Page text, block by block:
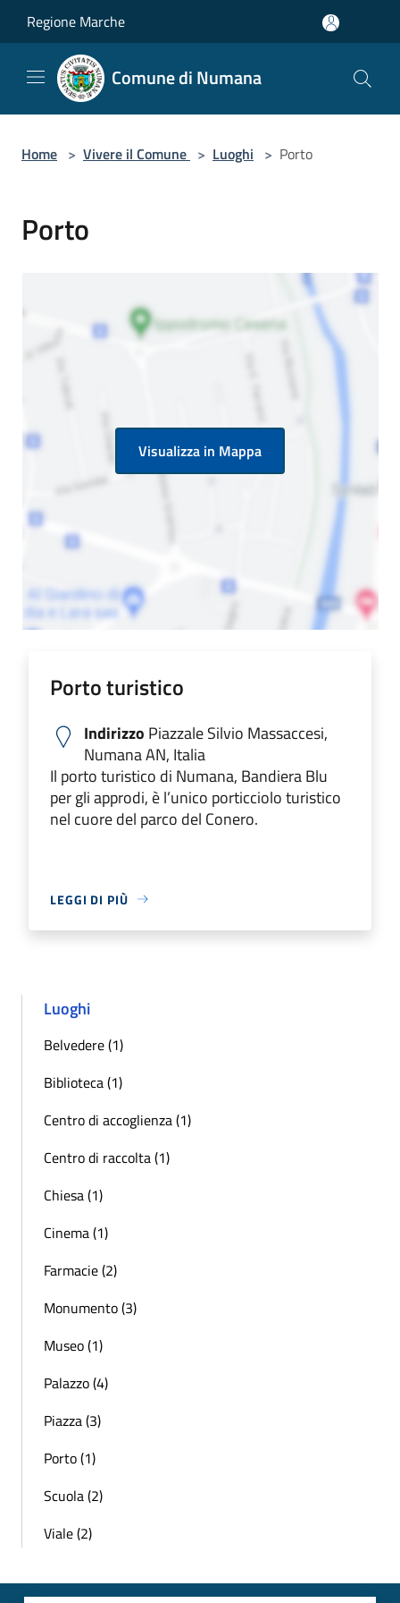
Regione Marche
Comune di Numana
Home > Vivere il Comune > Luoghi > Porto
Porto
Visualizza in Mappa
Porto turistico
Indirizzo Piazzale Silvio Massaccesi,
Numana AN, Italia
Il porto turistico di Numana, Bandiera Blu
per gli approdi, è l’unico porticciolo turistico
nel cuore del parco del Conero.
LEGGI DI PIÙ
Luoghi
Belvedere (1)
Biblioteca (1)
Centro di accoglienza (1)
Centro di raccolta (1)
Chiesa (1)
Cinema (1)
Farmacie (2)
Monumento (3)
Museo (1)
Palazzo (4)
Piazza (3)
Porto (1)
Scuola (2)
Viale (2)